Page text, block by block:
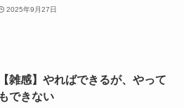
2025年9月27日
【雑感】やればできるが、やって
もできない